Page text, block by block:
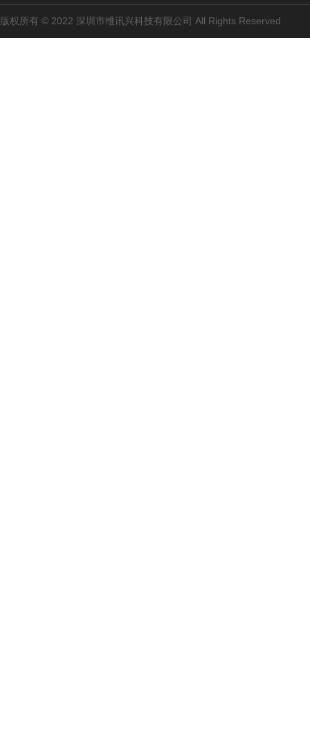
版权所有 © 2022 深圳市维讯兴科技有限公司 All Rights Reserved